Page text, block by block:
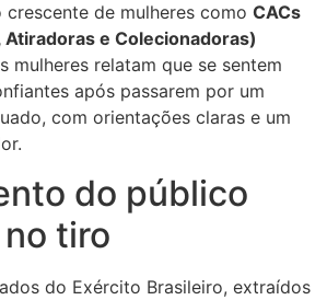
crescente de mulheres como CACs
Atiradoras e Colecionadoras)
mulheres relatam que se sentem
após passarem por um
com orientações claras e um
do público
tiro
do Exército Brasileiro, extraídos